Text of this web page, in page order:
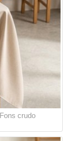
crudo